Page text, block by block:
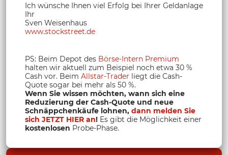
Ich wünsche Ihnen viel Erfolg bei Ihrer Geldanlage
Ihr
Sven Weisenhaus
www.stockstreet.de
PS: Beim Depot des Börse-Intern Premium
halten wir aktuell zum Beispiel noch etwa 30 %
Cash vor. Beim Allstar-Trader liegt die Cash-
Quote sogar bei mehr als 50 %.
Wenn Sie wissen möchten, wann sich eine
Reduzierung der Cash-Quote und neue
Schnäppchenkäufe lohnen, dann melden Sie
sich JETZT HIER an! Es gibt die Möglichkeit einer
kostenlosen Probe-Phase.